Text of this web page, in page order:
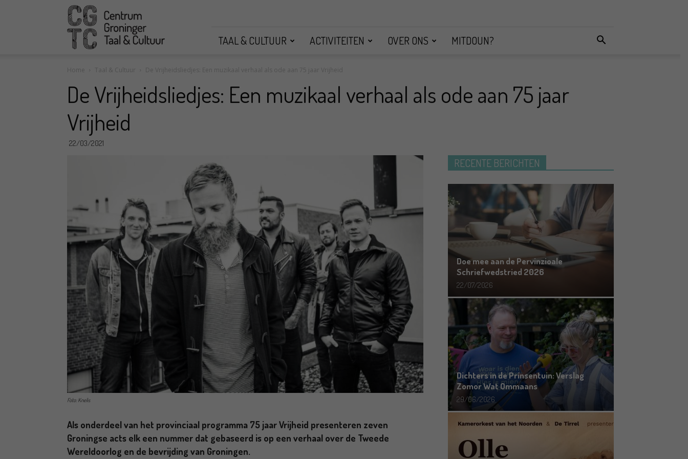
CGTC
TAAL & CULTUUR ACTIVITEITEN OVER ONS MITDOUN?
Home Taal & Cultuur De Vrijheidsliedjes: Een muzikaal verhaal als ode aan 75 jaar Vrijheid
De Vrijheidsliedjes: Een muzikaal verhaal als ode aan 75 jaar
Vrijheid
22/03/2021
Foto: Knelis
Als onderdeel van het provinciaal programma 75 jaar Vrijheid presenteren zeven
Groningse acts elk een nummer dat gebaseerd is op een verhaal over de Tweede
Wereldoorlog en de bevrijding van Groningen.
RECENTE BERICHTEN
Doe mee aan de Pervinzioale
Schriefwedstried 2026
22/07/2026
Dichters in de Prinsentuin: Verslag
Zomor Wat Ommaans
29/06/2026